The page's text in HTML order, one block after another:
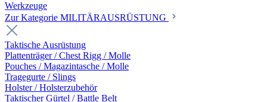
Werkzeuge
Zur Kategorie MILITÄRAUSRÜSTUNG
Taktische Ausrüstung
Plattenträger / Chest Rigg / Molle
Pouches / Magazintasche / Molle
Tragegurte / Slings
Holster / Holsterzubehör
Taktischer Gürtel / Battle Belt